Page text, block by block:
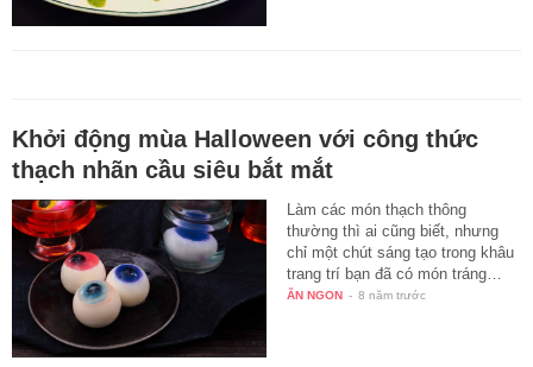
Khởi động mùa Halloween với công thức
thạch nhãn cầu siêu bắt mắt
Làm các món thạch thông
thường thì ai cũng biết, nhưng
chỉ một chút sáng tạo trong khâu
trang trí bạn đã có món tráng…
ĂN NGON - 8 năm trước